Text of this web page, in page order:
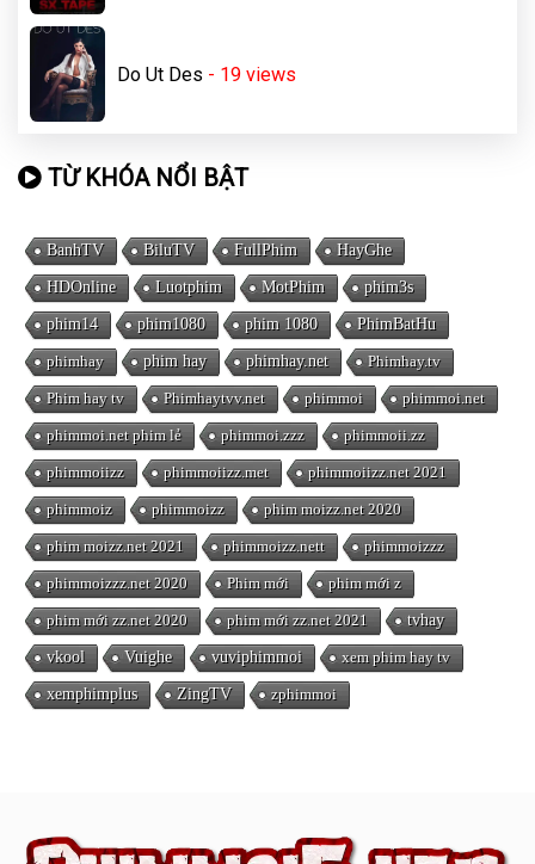
Do Ut Des - 19views
TỪ KHÓA NỔI BẬT
BanhTV BiluTV FullPhim HayGhe
HDOnline Luotphim MotPhim phim3s
phim14 phim1080 phim 1080 PhimBatHu
phimhay phim hay phimhay.net Phimhay.tv
Phim hay tv Phimhaytvv.net phimmoi phimmoi.net
phimmoi.net phim lẻ phimmoi.zzz phimmoii.zz
phimmoiizz phimmoiizz.met phimmoiizz.net 2021
phimmoiz phimmoizz phim moizz.net 2020
phim moizz.net 2021 phimmoizz.nett phimmoizzz
phimmoizzz.net 2020 Phim mới phim mới z
phim mới zz.net 2020 phim mới zz.net 2021 tvhay
vkool Vuighe vuviphimmoi xem phim hay tv
xemphimplus ZingTV zphimmoi